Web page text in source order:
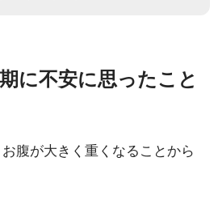
に不安に思ったこと
腹が大きく重くなることから